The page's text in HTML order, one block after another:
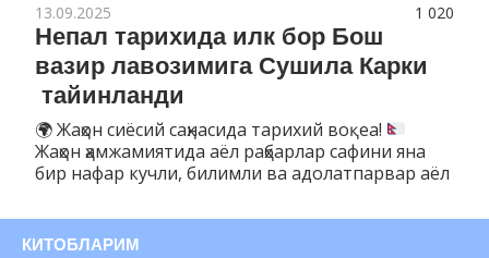
1 020
13.09.2025
Непал тарихида илк бор Бош
вазир лавозимига Сушила Карки
тайинланди
🌍Жаҳон сиёсий саҳнасида тарихий воқеа!
Жаҳон ҳамжамиятида аёл раҳбарлар сафини яна
бир нафар кучли, билимли ва адолатпарвар аёл
КИТОБЛАРИМ